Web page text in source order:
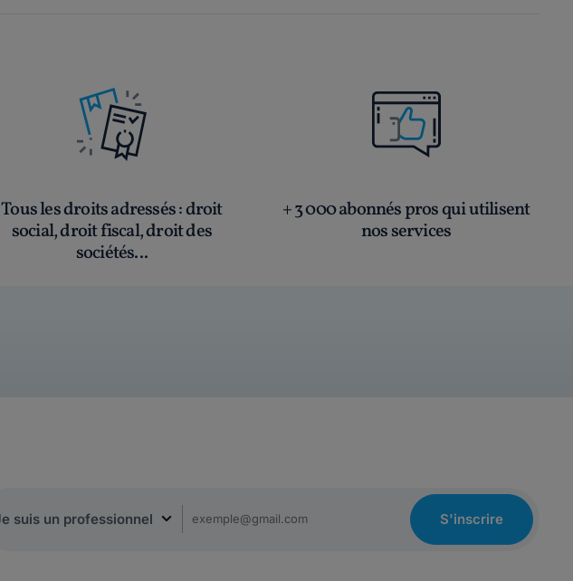
Tous les droits adressés: droit
social, droit fiscal, droit des
sociétés...
+ 3 000 abonnés pros qui utilisent
nos services
S'inscrire